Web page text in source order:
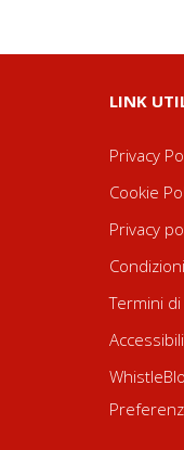
LINK
Privacy
Cookie
Privacy
Termini